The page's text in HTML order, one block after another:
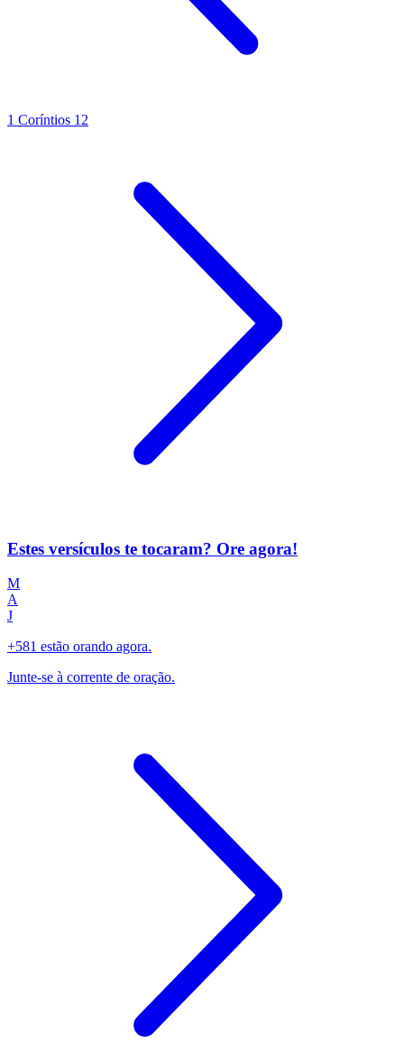
1 Coríntios 12
Estes versículos te tocaram? Ore agora!
M
A
J
+581 estão orando agora.
Junte-se à corrente de oração.